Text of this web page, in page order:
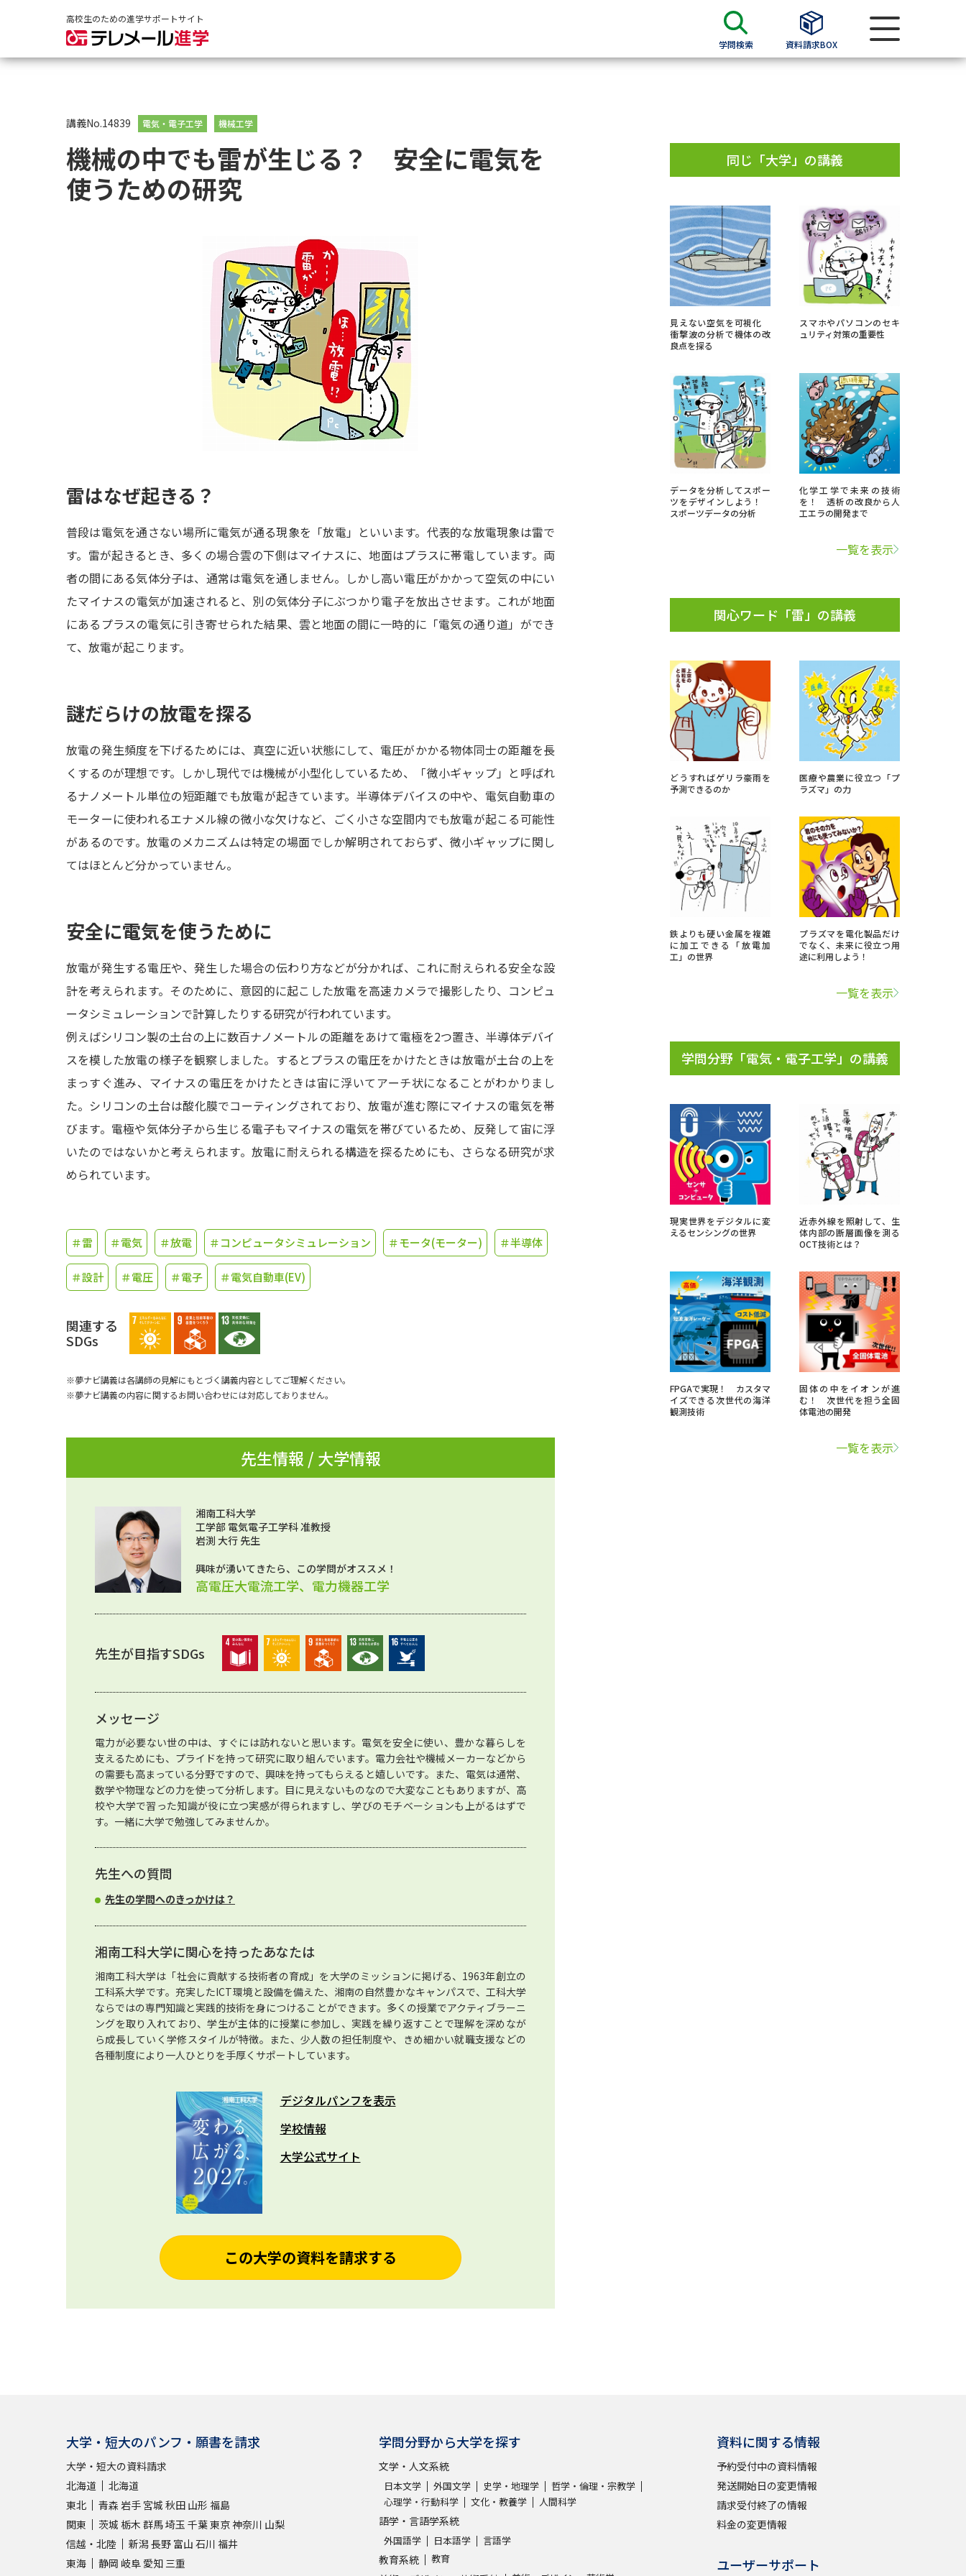
高校生のための進学サポートサイト
学問検索 資料請求BOX
大学・短大の資料種類から請求
大学パンフ
学部・学科パンフ
大学入学共通テスト利用選抜の募集要項＆願書
過去問題集
留学・進学関連、塾・予備校
大学入学共通テスト「受験上の配慮案内」の請求
高等学校卒業程度認定試験
小学校教員資格認定試験
大学検索
大学で学べる内容や特徴を調べる
新増設大学・学部・学科特集
データサイエンス特集
進路の３択
新学年スタート号特集ページ（高3生用）
新学年スタート号特集ページ（高2生用）
実施プログラムから探す
来場型・Web型イベント特集
受験準備 資料検索
先輩が入学を決めた理由
新生活お役立ちガイド
大学で学びたい学問発見
学問のミニ講義「夢ナビ講義」
ユーザーサポート
このサイトについて
資料の料金のお支払いについて 受付内容・発送状況の確認 テレメール
お支払いサイト
個人情報取扱規定
特定商取引表記 テレメール進学カタログ訂正のご案内
講義No.14839 電気・電子工学 機械工学
機械の中でも雷が生じる？ 安全に電気を
使うための研究
雷はなぜ起きる？
普段は電気を通さない場所に電気が通る現象を「放電」といいます。代表的な放電現象は雷で
す。雷が起きるとき、多くの場合雲の下側はマイナスに、地面はプラスに帯電しています。両
者の間にある気体分子は、通常は電気を通しません。しかし高い電圧がかかって空気の中にい
たマイナスの電気が加速されると、別の気体分子にぶつかり電子を放出させます。これが地面
にあるプラスの電気に引き寄せられた結果、雲と地面の間に一時的に「電気の通り道」ができ
て、放電が起こります。
謎だらけの放電を探る
放電の発生頻度を下げるためには、真空に近い状態にして、電圧がかかる物体同士の距離を長
くするのが理想です。しかし現代では機械が小型化しているため、「微小ギャップ」と呼ばれ
るナノメートル単位の短距離でも放電が起きています。半導体デバイスの中や、電気自動車の
モーターに使われるエナメル線の微小な欠けなど、ごく小さな空間内でも放電が起こる可能性
があるのです。放電のメカニズムは特定の場面でしか解明されておらず、微小ギャップに関し
てはほとんど分かっていません。
安全に電気を使うために
放電が発生する電圧や、発生した場合の伝わり方などが分かれば、これに耐えられる安全な設
計を考えられます。そのために、意図的に起こした放電を高速カメラで撮影したり、コンピュ
ータシミュレーションで計算したりする研究が行われています。
例えばシリコン製の土台の上に数百ナノメートルの距離をあけて電極を2つ置き、半導体デバイ
スを模した放電の様子を観察しました。するとプラスの電圧をかけたときは放電が土台の上を
まっすぐ進み、マイナスの電圧をかけたときは宙に浮いてアーチ状になることがわかりまし
た。シリコンの土台は酸化膜でコーティングされており、放電が進む際にマイナスの電気を帯
びます。電極や気体分子から生じる電子もマイナスの電気を帯びているため、反発して宙に浮
いたのではないかと考えられます。放電に耐えられる構造を探るためにも、さらなる研究が求
められています。
＃雷 ＃電気 ＃放電 ＃コンピュータシミュレーション ＃モータ(モーター) ＃半導体
＃設計 ＃電圧 ＃電子 ＃電気自動車(EV)
関連する
SDGs
※夢ナビ講義は各講師の見解にもとづく講義内容としてご理解ください。
※夢ナビ講義の内容に関するお問い合わせには対応しておりません。
先生情報 / 大学情報
湘南工科大学
工学部 電気電子工学科 准教授
岩渕 大行 先生
興味が湧いてきたら、この学問がオススメ！
高電圧大電流工学、電力機器工学
先生が目指すSDGs
メッセージ
電力が必要ない世の中は、すぐには訪れないと思います。電気を安全に使い、豊かな暮らしを
支えるためにも、プライドを持って研究に取り組んでいます。電力会社や機械メーカーなどから
の需要も高まっている分野ですので、興味を持ってもらえると嬉しいです。また、電気は通常、
数学や物理などの力を使って分析します。目に見えないものなので大変なこともありますが、高
校や大学で習った知識が役に立つ実感が得られますし、学びのモチベーションも上がるはずで
す。一緒に大学で勉強してみませんか。
先生への質問
先生の学問へのきっかけは？
湘南工科大学に関心を持ったあなたは
湘南工科大学は「社会に貢献する技術者の育成」を大学のミッションに掲げる、1963年創立の
工科系大学です。充実したICT環境と設備を備えた、湘南の自然豊かなキャンパスで、工科大学
ならではの専門知識と実践的技術を身につけることができます。多くの授業でアクティブラーニ
ングを取り入れており、学生が主体的に授業に参加し、実践を繰り返すことで理解を深めなが
ら成長していく学修スタイルが特徴。また、少人数の担任制度や、きめ細かい就職支援などの
各種制度により一人ひとりを手厚くサポートしています。
デジタルパンフを表示
学校情報
大学公式サイト
この大学の資料を請求する
同じ「大学」の講義
見えない空気を可視化
衝撃波の分析で機体の改
良点を探る
スマホやパソコンのセキ
ュリティ対策の重要性
データを分析してスポー
ツをデザインしよう！
スポーツデータの分析
化学工学で未来の技術
を！ 透析の改良から人
工エラの開発まで
一覧を表示
関心ワード「雷」の講義
どうすればゲリラ豪雨を
予測できるのか
医療や農業に役立つ「プ
ラズマ」の力
鉄よりも硬い金属を複雑
に加工できる「放電加
工」の世界
プラズマを電化製品だけ
でなく、未来に役立つ用
途に利用しよう！
一覧を表示
学問分野「電気・電子工学」の講義
現実世界をデジタルに変
えるセンシングの世界
近赤外線を照射して、生
体内部の断層画像を測る
OCT技術とは？
FPGAで実現！ カスタマ
イズできる次世代の海洋
観測技術
固体の中をイオンが進
む！ 次世代を担う全固
体電池の開発
一覧を表示
大学・短大のパンフ・願書を請求
大学・短大の資料請求
北海道
北海道
東北
青森 岩手 宮城 秋田 山形 福島
関東
茨城 栃木 群馬埼玉 千葉東京神奈川 山梨
信越・北陸
新潟長野 富山 石川 福井
東海
静岡 岐阜 愛知 三重
学問分野から大学を探す
文学・人文系統
日本文学 外国文学 史学・地理学
哲学・倫理・宗教学
心理学・行動科学
文化・教養学 人間科学
語学・言語学系統
外国語学 日本語学 言語学
教育系統 教育
資料に関する情報
予約受付中の資料情報
発送開始日の変更情報
請求受付終了の情報
料金の変更情報
ユーザーサポート